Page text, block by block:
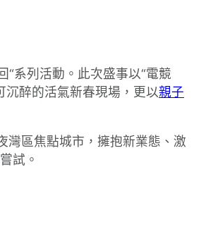
系列活動。此次盛事以“電競
醉的活氣新春現場，更以親子
灣區焦點城市，擁抱新業態、激
試。